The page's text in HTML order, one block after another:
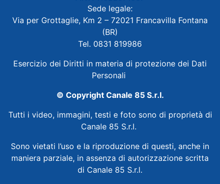
Sede legale:
Via per Grottaglie, Km 2 – 72021 Francavilla Fontana
(BR)
Tel. 0831 819986
Esercizio dei Diritti in materia di protezione dei Dati
Personali
© Copyright Canale 85 S.r.l.
Tutti i video, immagini, testi e foto sono di proprietà di
Canale 85 S.r.l.
Sono vietati l’uso e la riproduzione di questi, anche in
maniera parziale, in assenza di autorizzazione scritta
di Canale 85 S.r.l.